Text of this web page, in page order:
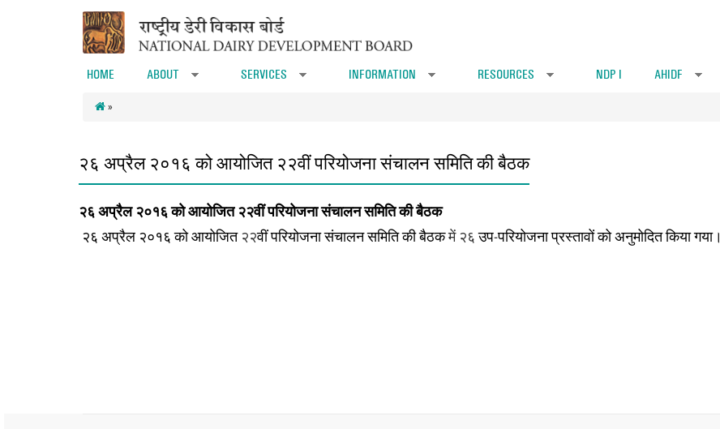
HOME ABOUT SERVICES INFORMATION RESOURCES NDP I AHIDF
»
२६ अप्रैल २०१६ को आयोजित २२वीं परियोजना संचालन समिति की बैठक
२६ अप्रैल २०१६को आयोजित२२वीं परियोजना संचालन समिति की बैठक
२६ अप्रैल २०१६को आयोजित२२वीं परियोजना संचालन समिति की बैठकमें २६उप-परियोजना प्रस्तावों को अनुमोदित किया गया।